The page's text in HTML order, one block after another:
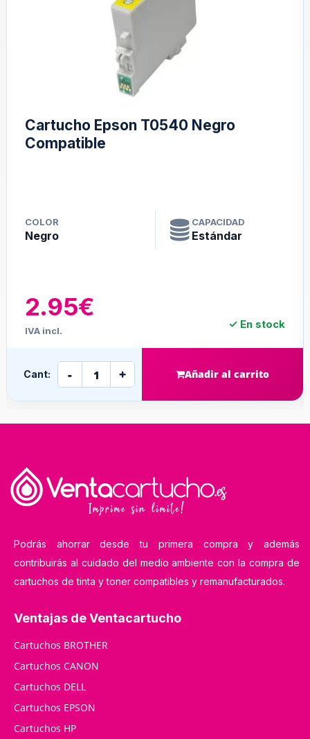
Cartucho Epson T0540 Negro
Compatible
COLOR
Negro
CAPACIDAD
Estándar
2.95€
IVA incl. ✓ En stock
Cant: - + Añadir al carrito
Podrás ahorrar desde tu primera compra y además
contribuirás al cuidado del medio ambiente con la compra de
cartuchos de tinta y toner compatibles y remanufacturados.
Ventajas de Ventacartucho
Cartuchos BROTHER
Cartuchos CANON
Cartuchos DELL
Cartuchos EPSON
Cartuchos HP